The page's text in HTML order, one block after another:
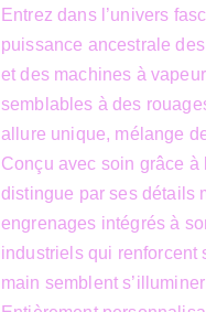
Entrez dans l’univers
puissance ancestrale
et des machines à
semblables à des
allure unique, mélange
Conçu avec soin grâce à
distingue par ses détails
engrenages intégrés à
industriels qui renforcent
main semblent